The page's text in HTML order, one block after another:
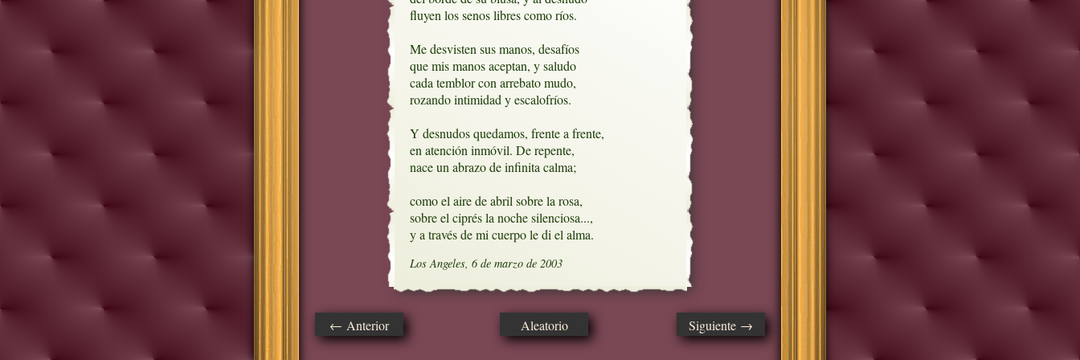
fluyen los senos libres como ríos.
Me desvisten sus manos, desafíos
que mis manos aceptan, y saludo
cada temblor con arrebato mudo,
rozando intimidad y escalofríos.
Y desnudos quedamos, frente a frente,
en atención inmóvil. De repente,
nace un abrazo de infinita calma;
como el aire de abril sobre la rosa,
sobre el ciprés la noche silenciosa...,
y a través de mi cuerpo le di el alma.
Los Angeles, 6 de marzo de 2003
← Anterior Aleatorio Siguiente →